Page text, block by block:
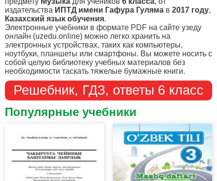
издательства ИПТД имени Гафура Гуляма в 2017 году,
Казахский язык обучения.
Электронные учебники в формате PDF на сайте узеду
онлайн (uzedu.online) можно легко хранить на
электронных устройствах, таких как компьютеры,
ноутбуки, планшеты или смартфоны. Вы можете носить с
собой целую библиотеку учебных материалов без
необходимости таскать тяжелые бумажные книги.
Решебник, ГДЗ, ответы 6 класс
Популярные учебники